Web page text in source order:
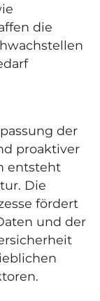
die
der
proaktiver
entsteht
Die
fördert
und der